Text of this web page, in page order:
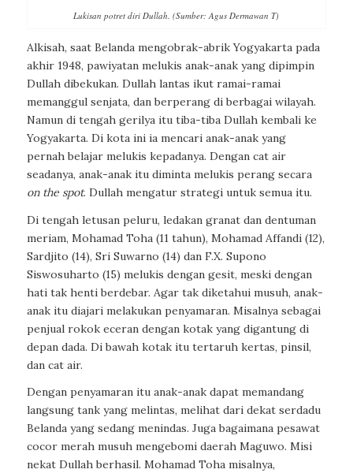
Lukisan potret diri Dullah. (Sumber: Agus Dermawan T)
Alkisah, saat Belanda mengobrak-abrik Yogyakarta pada
akhir 1948, pawiyatan melukis anak-anak yang dipimpin
Dullah dibekukan. Dullah lantas ikut ramai-ramai
memanggul senjata, dan berperang di berbagai wilayah.
Namun di tengah gerilya itu tiba-tiba Dullah kembali ke
Yogyakarta. Di kota ini ia mencari anak-anak yang
pernah belajar melukis kepadanya. Dengan cat air
seadanya, anak-anak itu diminta melukis perang secara
on the spot. Dullah mengatur strategi untuk semua itu.
Di tengah letusan peluru, ledakan granat dan dentuman
meriam, Mohamad Toha (11 tahun), Mohamad Affandi (12),
Sardjito (14), Sri Suwarno (14) dan F.X. Supono
Siswosuharto (15) melukis dengan gesit, meski dengan
hati tak henti berdebar. Agar tak diketahui musuh, anak-
anak itu diajari melakukan penyamaran. Misalnya sebagai
penjual rokok eceran dengan kotak yang digantung di
depan dada. Di bawah kotak itu tertaruh kertas, pinsil,
dan cat air.
Dengan penyamaran itu anak-anak dapat memandang
langsung tank yang melintas, melihat dari dekat serdadu
Belanda yang sedang menindas. Juga bagaimana pesawat
cocor merah musuh mengebomi daerah Maguwo. Misi
nekat Dullah berhasil. Mohamad Toha misalnya,